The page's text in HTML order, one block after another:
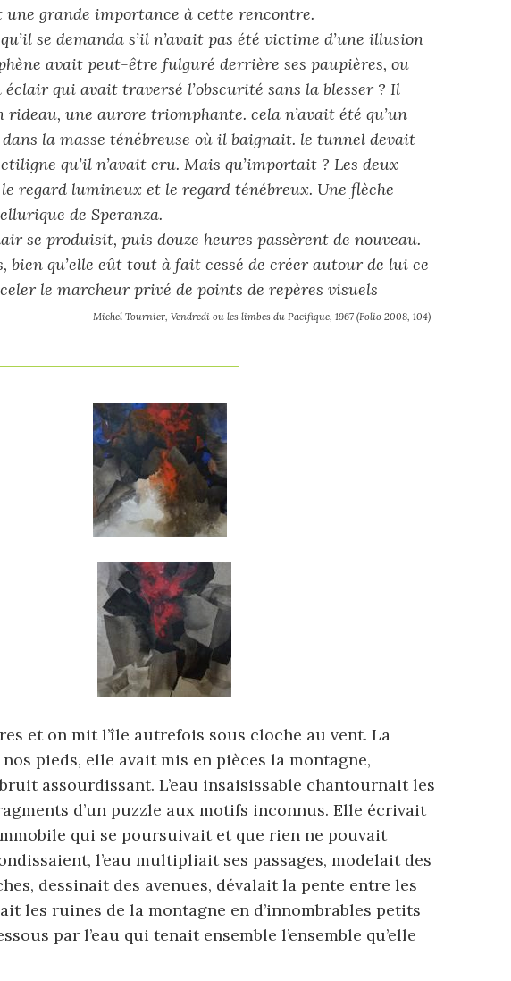
grande importance à cette rencontre.
se demanda s’il n’avait pas été victime d’une illusion
avait peut-être fulguré derrière ses paupières, ou
qui avait traversé l’obscurité sans la blesser ? Il
une aurore triomphante. cela n’avait été qu’un
la masse ténébreuse où il baignait. le tunnel devait
qu’il n’avait cru. Mais qu’importait ? Les deux
regard lumineux et le regard ténébreux. Une flèche
de Speranza.
se produisit, puis douze heures passèrent de nouveau.
bien qu’elle eût tout à fait cessé de créer autour de lui ce
le marcheur privé de points de repères visuels
Michel Tournier, Vendredi ou les limbes du Pacifique, 1967 (Folio 2008, 104)
et on mit l’île autrefois sous cloche au vent. La
pieds, elle avait mis en pièces la montagne,
assourdissant. L’eau insaisissable chantournait les
d’un puzzle aux motifs inconnus. Elle écrivait
qui se poursuivait et que rien ne pouvait
l’eau multipliait ses passages, modelait des
dessinait des avenues, dévalait la pente entre les
les ruines de la montagne en d’innombrables petits
par l’eau qui tenait ensemble l’ensemble qu’elle